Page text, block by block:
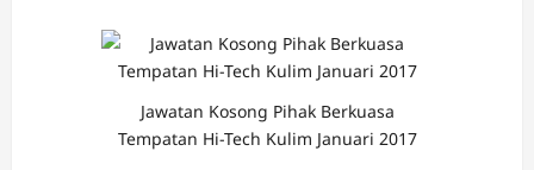
Jawatan Kosong Pihak Berkuasa
Tempatan Hi-Tech Kulim Januari 2017